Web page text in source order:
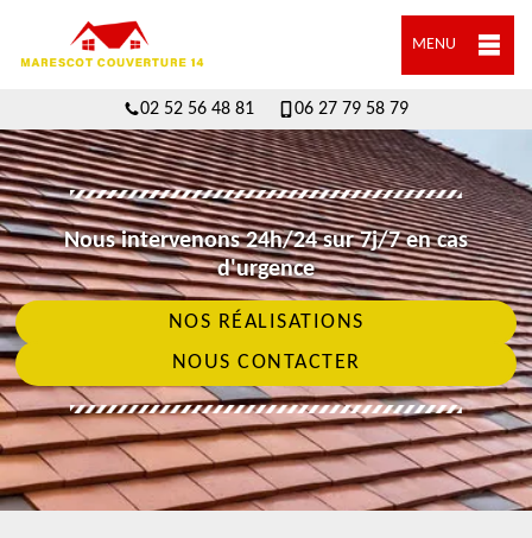
MENU
02 52 56 48 81 06 27 79 58 79
Nous intervenons 24h/24 sur 7j/7 en cas
d'urgence
NOS RÉALISATIONS
NOUS CONTACTER